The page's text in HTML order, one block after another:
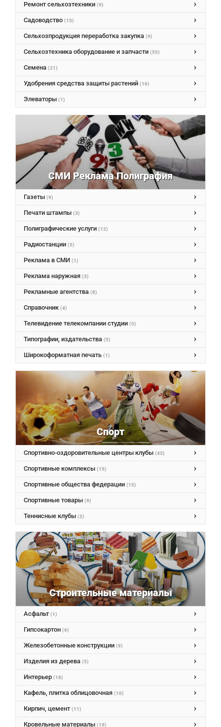
Ремонт сельхозтехники (9)
Садоводство (15)
Сельхозпродукция переработка закупка (9)
Сельхозтехника оборудование и запчасти (55)
Семена (21)
Удобрения средства защиты растений (16)
Элеваторы (1)
СМИ Реклама Полиграфия
Газеты (9)
Печати штампы (3)
Полиграфические услуги (12)
Радиостанции (5)
Реклама в СМИ (1)
Реклама наружная (3)
Рекламные агентства (8)
Справочник (4)
Телевидение телекомпании студии (5)
Типографии, издательства (5)
Широкоформатная печать (1)
Спорт
Спортивно-оздоровительные центры клубы (43)
Спортивные комплексы (15)
Спортивные общества федерации (15)
Спортивные товары (9)
Теннисные клубы (2)
Строительные материалы
Асфальт(1)
Гипсокартон (6)
Железобетонные конструкции (9)
Изделия из дерева (5)
Интерьер (18)
Кафель, плитка облицовочная (10)
Кирпич, цемент(11)
Кровельные материалы (19)